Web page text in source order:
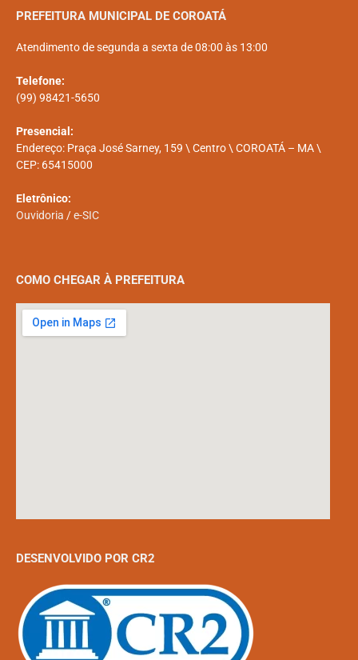
PREFEITURA MUNICIPAL DE COROATÁ
Atendimento de segunda a sexta de 08:00 às 13:00
Telefone:
(99) 98421-5650
Presencial:
Endereço: Praça José Sarney, 159 \ Centro \ COROATÁ – MA \
CEP: 65415000
Eletrônico:
Ouvidoria /e-SIC
COMO CHEGAR À PREFEITURA
DESENVOLVIDO POR CR2